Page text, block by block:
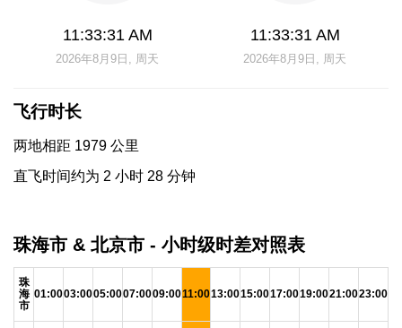
11:33:31 AM
2026年8月9日, 周天
11:33:31 AM
2026年8月9日, 周天
飞行时长
两地相距 1979 公里
直飞时间约为 2 小时 28 分钟
珠海市 & 北京市 - 小时级时差对照表
珠
海
市
01:0003:0005:0007:0009:0011:0013:0015:0017:0019:0021:0023:00